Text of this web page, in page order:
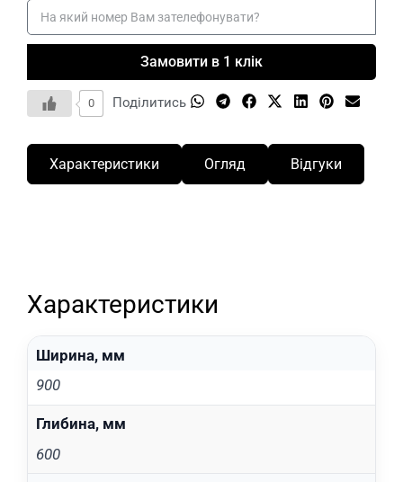
Замовити в 1 клік
0 Поділитись
Характеристики Огляд Відгуки
Характеристики
Ширина, мм
900
Глибина, мм
600